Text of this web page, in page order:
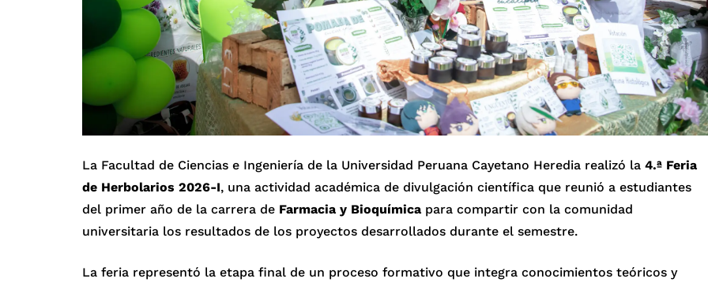
La Facultad de Ciencias e Ingeniería de la Universidad Peruana Cayetano Heredia realizó la 4.ª Feria
de Herbolarios 2026-I, una actividad académica de divulgación científica que reunió a estudiantes
del primer año de la carrera de Farmacia y Bioquímica para compartir con la comunidad
universitaria los resultados de los proyectos desarrollados durante el semestre.
La feria representó la etapa final de un proceso formativo que integra conocimientos teóricos y